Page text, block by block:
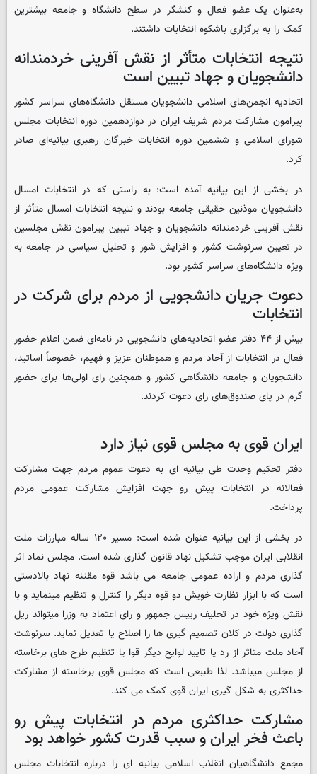
به‌عنوان یک عضو فعال و کنشگر در سطح دانشگاه و جامعه بیشترین
کمک را به برگزاری باشکوه انتخابات داشتند.
نتیجه انتخابات متأثر از نقش آفرینی خردمندانه
دانشجویان و جهاد تبیین است
اتحادیه انجمن‌های اسلامی دانشجویان مستقل دانشگاه‌های سراسر کشور
پیرامون مشارکت مردم شریف ایران در دوازدهمین دوره انتخابات مجلس
شورای اسلامی و ششمین دوره انتخابات خبرگان رهبری بیانیه‌ای صادر
کرد.
در بخشی از این بیانیه آمده است: به راستی که در انتخابات امسال
دانشجویان موذنین حقیقی جامعه بودند و نتیجه انتخابات امسال متأثر از
نقش آفرینی خردمندانه دانشجویان و جهاد تبیین پیرامون نقش مجلسین
در تعیین سرنوشت کشور و افزایش شور و تحلیل سیاسی در جامعه به
ویژه دانشگاه‌های سراسر کشور بود.
دعوت جریان دانشجویی از مردم برای شرکت در
انتخابات
بیش از ۴۴ دفتر عضو اتحادیه‌های دانشجویی در نامه‌ای ضمن اعلام حضور
فعال در انتخابات از آحاد مردم و هموطنان عزیز و فهیم، خصوصاً اساتید،
دانشجویان و جامعه دانشگاهی کشور و همچنین رای اولی‌ها برای حضور
گرم در پای صندوق‌های رای دعوت کردند.
ایران قوی به مجلس قوی نیاز دارد
دفتر تحکیم وحدت طی بیانیه ای به دعوت عموم مردم جهت مشارکت
فعالانه در انتخابات پیش رو جهت افزایش مشارکت عمومی مردم
پرداخت.
در بخشی از این بیانیه عنوان شده است: مسیر ۱۲۰ ساله مبارزات ملت
انقلابی ایران موجب تشکیل نهاد قانون گذاری شده است. مجلس نماد اثر
گذاری مردم و اراده عمومی جامعه می باشد قوه مقننه نهاد بالادستی
است که با ابزار نظارت خویش دو قوه دیگر را کنترل و تنظیم مینماید و با
نقش ویژه خود در تحلیف رییس جمهور و رای اعتماد به وزرا میتواند ریل
گذاری دولت در کلان تصمیم گیری ها را اصلاح یا تعدیل نماید. سرنوشت
آحاد ملت متاثر از رد یا تایید لوایح دیگر قوا یا تنظیم طرح های برخاسته
از مجلس میباشد. لذا طبیعی است که مجلس قوی برخاسته از مشارکت
حداکثری به شکل گیری ایران قوی کمک می کند.
مشارکت حداکثری مردم در انتخابات پیش رو
باعث فخر ایران و سبب‌ قدرت کشور خواهد بود
مجمع دانشگاهیان انقلاب اسلامی بیانیه ای را درباره انتخابات مجلس